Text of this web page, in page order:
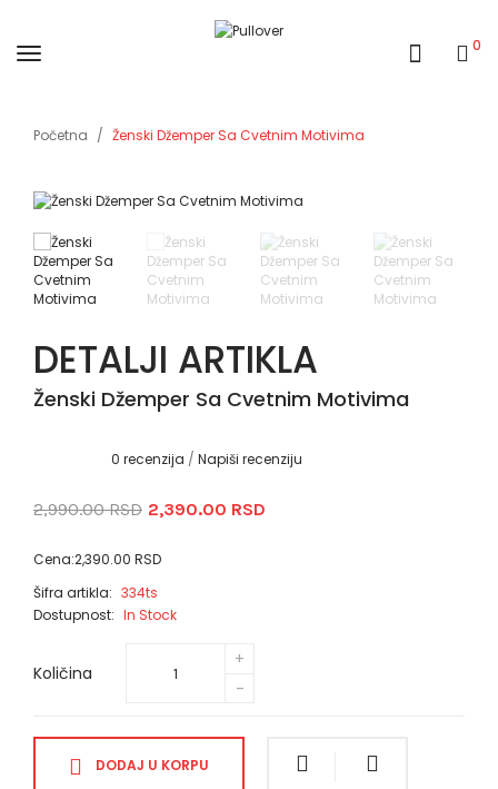
0
Početna Ženski Džemper Sa Cvetnim Motivima
DETALJI ARTIKLA
Ženski Džemper Sa Cvetnim Motivima
0 recenzija / Napiši recenziju
2,990.00 RSD 2,390.00 RSD
Cena:2,390.00 RSD
Šifra artikla: 334ts
Dostupnost: In Stock
Količina
DODAJ U KORPU